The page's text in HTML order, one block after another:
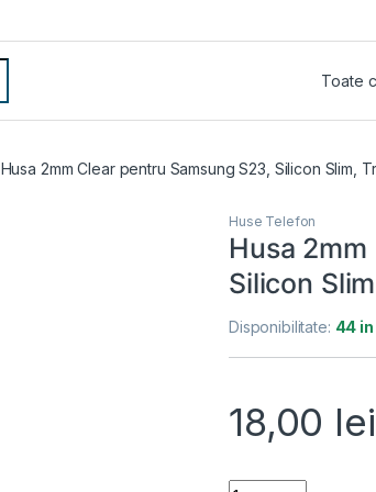
Husa 2mm Clear pentru Samsung S23, Silicon Slim,
Huse Telefon
Husa
Silicon
Disponibilitate: 44
18,00 lei